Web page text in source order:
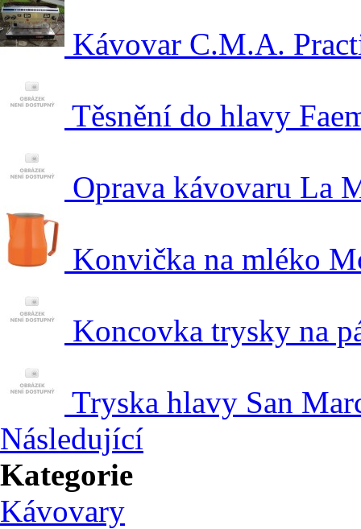
Kávovar C.M.A.
Těsnění do hlavy
Oprava kávovaru La
Konvička na mléko
Koncovka trysky na
Tryska hlavy San
Následující
Kategorie
Kávovary